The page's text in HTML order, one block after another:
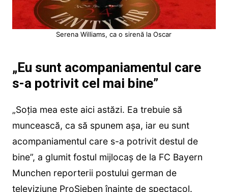
Serena Williams, ca o sirenă la Oscar
„Eu sunt acompaniamentul care
s-a potrivit cel mai bine”
„Soția mea este aici astăzi. Ea trebuie să
muncească, ca să spunem așa, iar eu sunt
acompaniamentul care s-a potrivit destul de
bine”, a glumit fostul mijlocaș de la FC Bayern
Munchen reporterii postului german de
televiziune ProSieben înainte de spectacol.